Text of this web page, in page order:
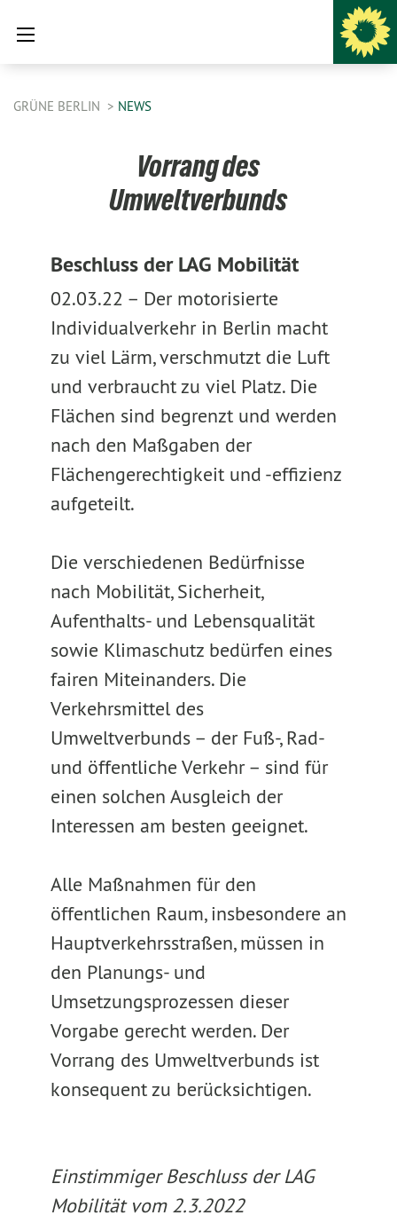
GRÜNE BERLIN NEWS
Vorrang des
Umweltverbunds
Beschluss der LAG Mobilität
02.03.22 – Der motorisierte
Individualverkehr in Berlin macht
zu viel Lärm, verschmutzt die Luft
und verbraucht zu viel Platz. Die
Flächen sind begrenzt und werden
nach den Maßgaben der
Flächengerechtigkeit und -effizienz
aufgeteilt.
Die verschiedenen Bedürfnisse
nach Mobilität, Sicherheit,
Aufenthalts- und Lebensqualität
sowie Klimaschutz bedürfen eines
fairen Miteinanders. Die
Verkehrsmittel des
Umweltverbunds – der Fuß-, Rad-
und öffentliche Verkehr – sind für
einen solchen Ausgleich der
Interessen am besten geeignet.
Alle Maßnahmen für den
öffentlichen Raum, insbesondere an
Hauptverkehrsstraßen, müssen in
den Planungs- und
Umsetzungsprozessen dieser
Vorgabe gerecht werden. Der
Vorrang des Umweltverbunds ist
konsequent zu berücksichtigen.
Einstimmiger Beschluss der LAG
Mobilität vom 2.3.2022